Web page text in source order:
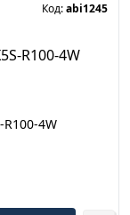
Код:abi1245
R100-4W